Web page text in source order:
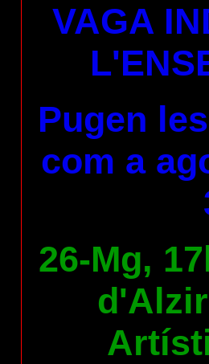
VAGA
Pugen
com a
26-Mg,